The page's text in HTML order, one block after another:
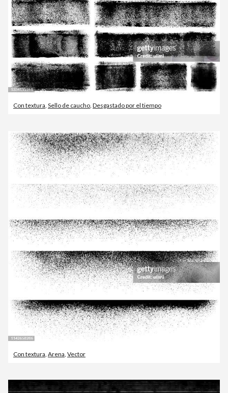
Con textura, Sello de caucho, Desgastado por el tiempo
Con textura, Arena, Vector